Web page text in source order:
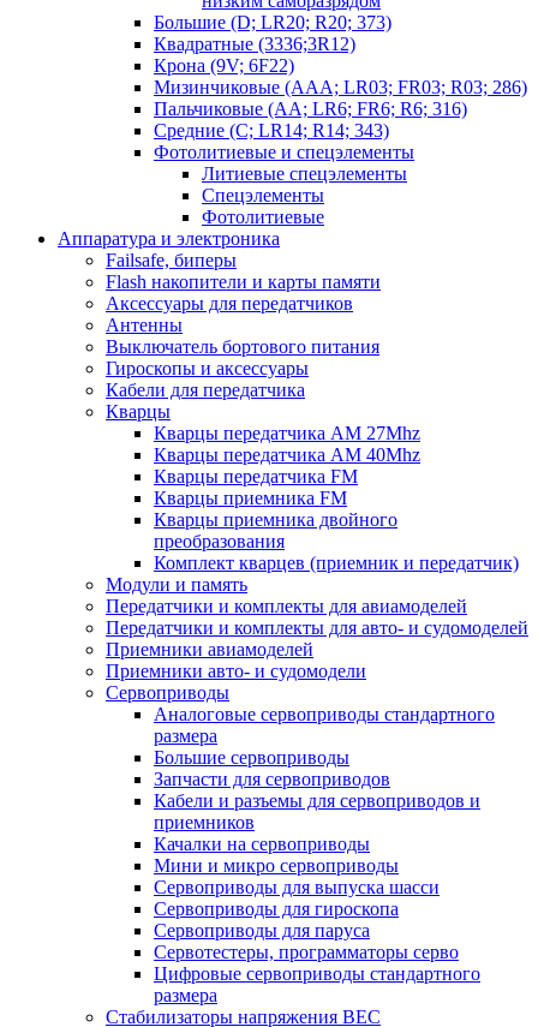
Большие (D; LR20; R20; 373)
Квадратные (3336;3R12)
Крона (9V; 6F22)
Мизинчиковые (AAA; LR03; FR03; R03; 286)
Пальчиковые (AA; LR6; FR6; R6; 316)
Средние (C; LR14; R14; 343)
Фотолитиевые и спецэлементы
Литиевые спецэлементы
Спецэлементы
Фотолитиевые
Аппаратура и электроника
Failsafe, биперы
Flash накопители и карты памяти
Аксессуары для передатчиков
Антенны
Выключатель бортового питания
Гироскопы и аксессуары
Кабели для передатчика
Кварцы
Кварцы передатчика AM 27Mhz
Кварцы передатчика AM 40Mhz
Кварцы передатчика FM
Кварцы приемника FM
Кварцы приемника двойного
преобразования
Комплект кварцев (приемник и передатчик)
Модули и память
Передатчики и комплекты для авиамоделей
Передатчики и комплекты для авто- и судомоделей
Приемники авиамоделей
Приемники авто- и судомодели
Сервоприводы
Аналоговые сервоприводы стандартного
размера
Большие сервоприводы
Запчасти для сервоприводов
Кабели и разъемы для сервоприводов и
приемников
Качалки на сервоприводы
Мини и микро сервоприводы
Сервоприводы для выпуска шасси
Сервоприводы для гироскопа
Сервоприводы для паруса
Сервотестеры, программаторы серво
Цифровые сервоприводы стандартного
размера
Стабилизаторы напряжения BEC